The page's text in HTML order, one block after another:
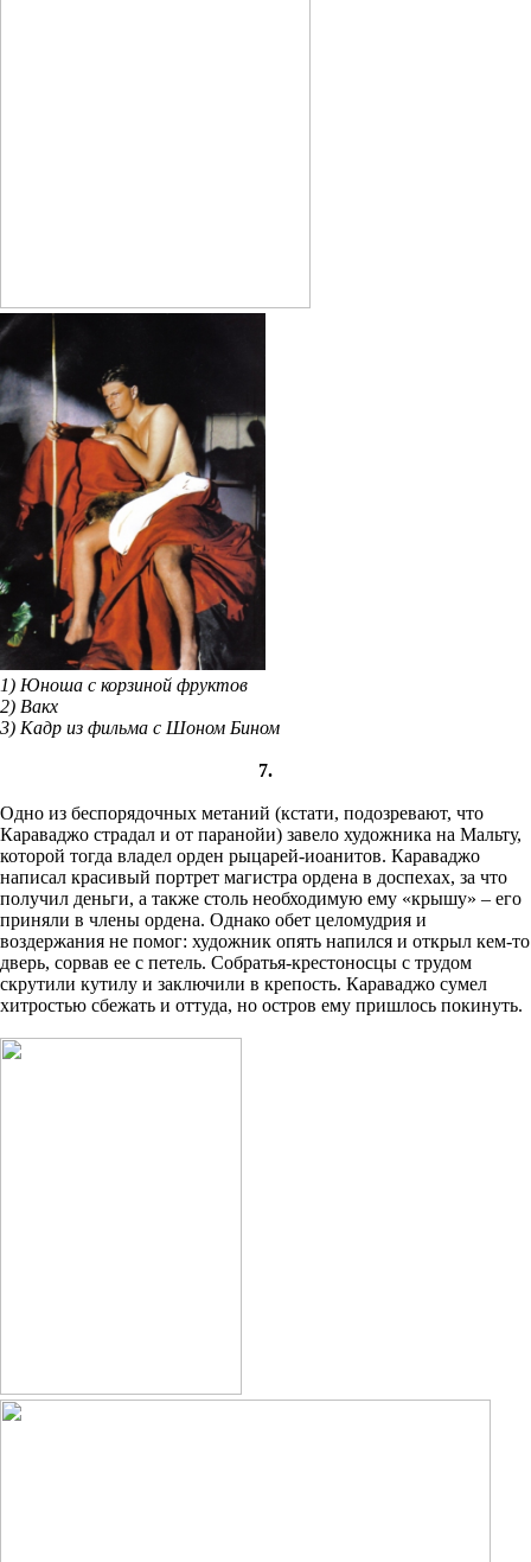
1) Юноша с корзиной фруктов
2) Вакх
3) Кадр из фильма с Шоном Бином
7.
Одно из беспорядочных метаний (кстати, подозревают, что
Караваджо страдал и от паранойи) завело художника на Мальту,
которой тогда владел орден рыцарей-иоанитов. Караваджо
написал красивый портрет магистра ордена в доспехах, за что
получил деньги, а также столь необходимую ему «крышу» – его
приняли в члены ордена. Однако обет целомудрия и
воздержания не помог: художник опять напился и открыл кем-то
дверь, сорвав ее с петель. Собратья-крестоносцы с трудом
скрутили кутилу и заключили в крепость. Караваджо сумел
хитростью сбежать и оттуда, но остров ему пришлось покинуть.